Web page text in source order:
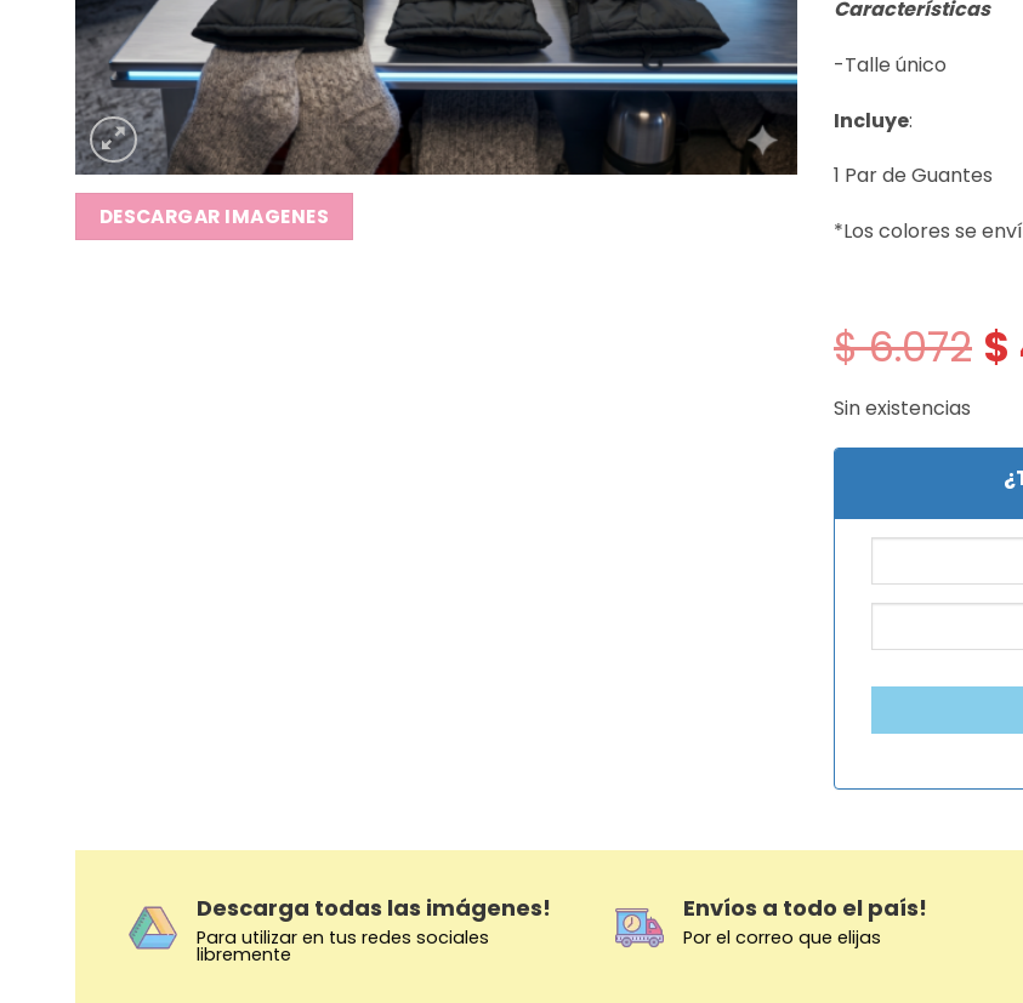
DESCARGAR IMAGENES
Características
-Talle único
Incluye:
1 Par de Guantes
*Los colores se
$6.072 El
$
Sin existencias
Descarga todas las imágenes!
Para utilizar en tus redes sociales
libremente
Envíos a todo el país!
Por el correo que elijas